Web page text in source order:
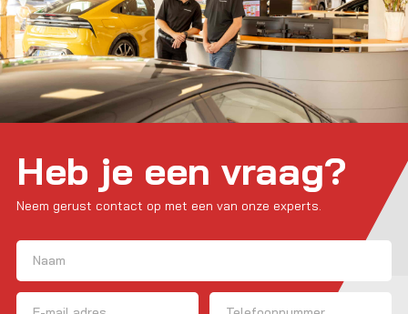
Heb je een vraag?
Neem gerust contact op met een van onze experts.
Naam
Voornaam
E-mailadres Telefoon